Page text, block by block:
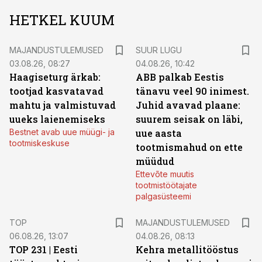
HETKEL KUUM
MAJANDUSTULEMUSED
03.08.26, 08:27
Haagiseturg ärkab:
tootjad kasvatavad
mahtu ja valmistuvad
uueks laienemiseks
Bestnet avab uue müügi- ja
tootmiskeskuse
SUUR LUGU
04.08.26, 10:42
ABB palkab Eestis
tänavu veel 90 inimest.
Juhid avavad plaane:
suurem seisak on läbi,
uue aasta
tootmismahud on ette
müüdud
Ettevõte muutis
tootmistöötajate
palgasüsteemi
TOP
06.08.26, 13:07
TOP 231 | Eesti
MAJANDUSTULEMUSED
04.08.26, 08:13
Kehra metallitööstus